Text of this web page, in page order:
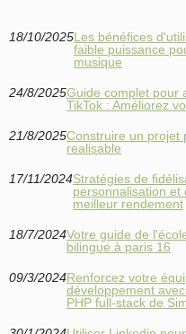
18/10/2025Les bénéfices
faible puissance
musique
24/8/2025Guide complet pour
TikTok : Améliorez
21/8/2025Construire un projet
realisable
17/11/2024Stratégies de
personnalisation et
meilleur rendement
18/7/2024Votre guide de
bilingue à paris 16
09/3/2024Renforcez votre
développement
PHP full-stack de